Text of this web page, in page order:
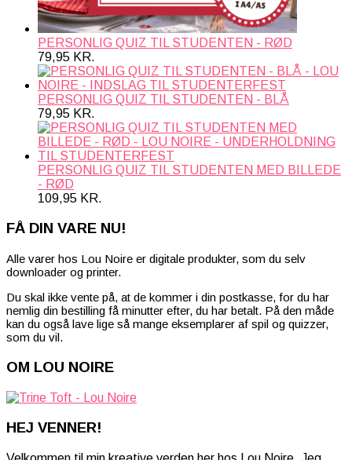
PERSONLIG QUIZ TIL STUDENTEN - RØD
79,95 KR.
PERSONLIG QUIZ TIL STUDENTEN - BLÅ
79,95 KR.
PERSONLIG QUIZ TIL STUDENTEN MED BILLEDE
- RØD
109,95 KR.
FÅ DIN VARE NU!
Alle varer hos Lou Noire er digitale produkter, som du selv
downloader og printer.
Du skal ikke vente på, at de kommer i din postkasse, for du har
nemlig din bestilling få minutter efter, du har betalt. På den måde
kan du også lave lige så mange eksemplarer af spil og quizzer,
som du vil.
OM LOU NOIRE
HEJ VENNER!